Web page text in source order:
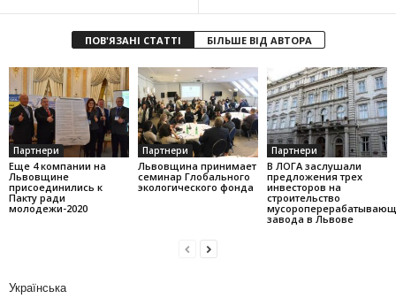
ПОВ'ЯЗАНІ СТАТТІ БІЛЬШЕ ВІД АВТОРА
Партнери
Еще 4 компании на
Львовщине
присоединились к
Пакту ради
молодежи-2020
Партнери
Львовщина принимает
семинар Глобального
экологического фонда
Партнери
В ЛОГА заслушали
предложения трех
инвесторов на
строительство
завода в Львове
Українська